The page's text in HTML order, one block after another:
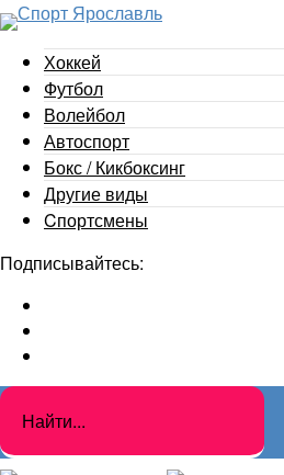
Хоккей
Футбол
Волейбол
Автоспорт
Бокс / Кикбоксинг
Другие виды
Cпортсмены
Подписывайтесь: